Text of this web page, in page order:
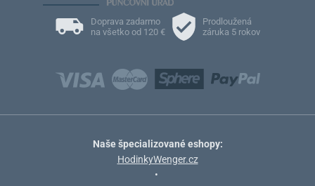
Doprava zadarmo
na všetko od 120 €
Prodloužená
záruka 5 rokov
Naše špecializované eshopy:
HodinkyWenger.cz
•